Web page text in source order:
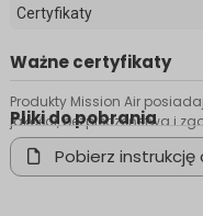
Certyfikaty
Ważne certyfikaty
Produkty Mission Air
jakości, bezpieczeństwa i
Pliki do pobrania
Pobierz instrukcję